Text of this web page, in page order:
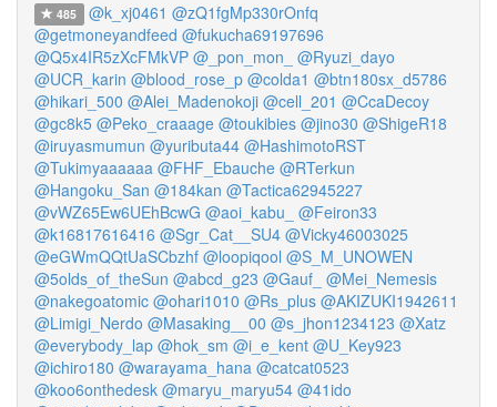
485 @k_xj0461 @zQ1fgMp330rOnfq
@getmoneyandfeed @fukucha69197696
@Q5x4IR5zXcFMkVP @_pon_mon_
@Ryuzi_dayo
@UCR_karin @blood_rose_p @colda1 @btn180sx_d5786
@hikari_500 @Alei_Madenokoji @cell_201 @CcaDecoy
@gc8k5 @Peko_craaage @toukibies @jino30 @ShigeR18
@iruyasmumun @yuributa44 @HashimotoRST
@Tukimyaaaaaa @FHF_Ebauche @RTerkun
@Hangoku_San @184kan @Tactica62945227
@vWZ65Ew6UEhBcwG @aoi_kabu_
@Feiron33
@k16817616416 @Sgr_Cat__SU4 @Vicky46003025
@eGWmQQtUaSCbzhf @loopiqool @S_M_UNOWEN
@5olds_of_theSun @abcd_g23 @Gauf_ @Mei_Nemesis
@nakegoatomic @ohari1010 @Rs_plus @AKIZUKI1942611
@Limigi_Nerdo @Masaking__00 @s_jhon1234123 @Xatz
@everybody_lap @hok_sm @i_e_kent @U_Key923
@ichiro180 @warayama_hana @catcat0523
@koo6onthedesk @maryu_maryu54 @41ido